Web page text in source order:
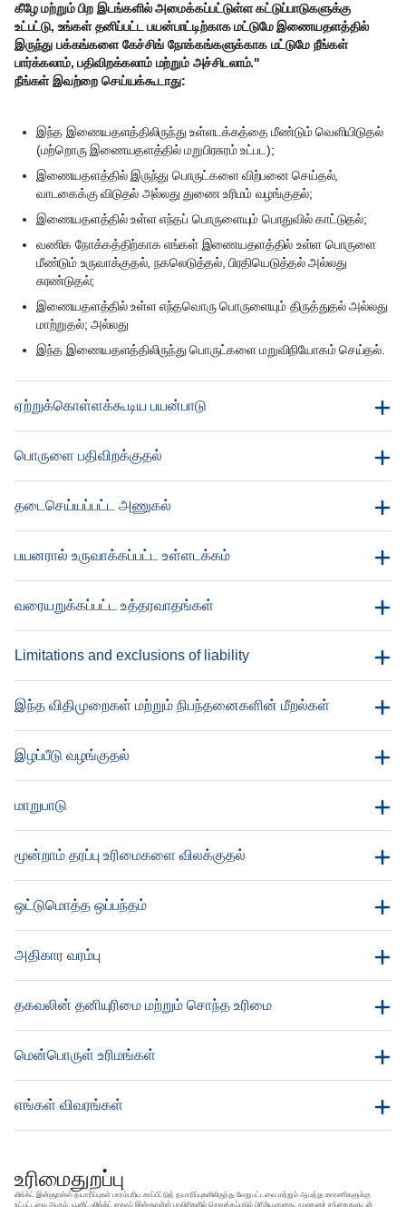
கீழே மற்றும் பிற இடங்களில் அமைக்கப்பட்டுள்ள கட்டுப்பாடுகளுக்கு
உட்பட்டு, உங்கள் தனிப்பட்ட பயன்பாட்டிற்காக மட்டுமே இணையதளத்தில்
இருந்து பக்கங்களை கேச்சிங் நோக்கங்களுக்காக மட்டுமே நீங்கள்
பார்க்கலாம், பதிவிறக்கலாம் மற்றும் அச்சிடலாம்."
நீங்கள் இவற்றை செய்யக்கூடாது:
இந்த இணையதளத்திலிருந்து உள்ளடக்கத்தை மீண்டும் வெளியிடுதல்
(மற்றொரு இணையதளத்தில் மறுபிரசுரம் உட்பட);
இணையதளத்தில் இருந்து பொருட்களை விற்பனை செய்தல்,
வாடகைக்கு விடுதல் அல்லது துணை உரிமம் வழங்குதல்;
இணையதளத்தில் உள்ள எந்தப் பொருளையும் பொதுவில் காட்டுதல்;
வணிக நோக்கத்திற்காக எங்கள் இணையதளத்தில் உள்ள பொருளை
மீண்டும் உருவாக்குதல், நகலெடுத்தல், பிரதியெடுத்தல் அல்லது
சுரண்டுதல்;
இணையதளத்தில் உள்ள எந்தவொரு பொருளையும் திருத்துதல் அல்லது
மாற்றுதல்; அல்லது
இந்த இணையதளத்திலிருந்து பொருட்களை மறுவிநியோகம் செய்தல்.
ஏற்றுக்கொள்ளக்கூடிய பயன்பாடு
பொருளை பதிவிறக்குதல்
தடைசெய்யப்பட்ட அணுகல்
பயனரால் உருவாக்கப்பட்ட உள்ளடக்கம்
வரையறுக்கப்பட்ட உத்தரவாதங்கள்
Limitations and exclusions of liability
இந்த விதிமுறைகள் மற்றும் நிபந்தனைகளின் மீறல்கள்
இழப்பீடு வழங்குதல்
மாறுபாடு
மூன்றாம் தரப்பு உரிமைகளை விலக்குதல்
ஒட்டுமொத்த ஒப்பந்தம்
அதிகார வரம்பு
தகவலின் தனியுரிமை மற்றும் சொந்த உரிமை
மென்பொருள் உரிமங்கள்
எங்கள் விவரங்கள்
உரிமைதுறப்பு
லிங்க்ட் இன்சூரன்ஸ் தயாரிப்புகள் பாரம்பரிய காப்பீட்டுத் தயாரிப்புகளிலிருந்து வேறுபட்டவை மற்றும் ஆபத்து காரணிகளுக்கு
உட்பட்டவை ஆகும். யூனிட்-லிங்க்ட் லைஃப் இன்சூரன்ஸ் பாலிசிகளில் செலுத்தப்படும் பிரீமியமானது, மூலதனச் சந்தைகளுடன்